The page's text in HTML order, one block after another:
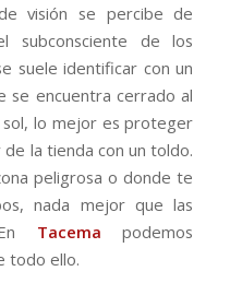
visión se percibe de
subconsciente de los
suele identificar con un
se encuentra cerrado al
sol, lo mejor es proteger
la tienda con un toldo.
peligrosa o donde te
nada mejor que las
Tacema
podemos
todo ello.